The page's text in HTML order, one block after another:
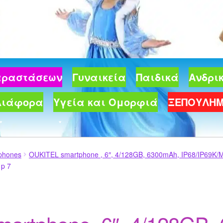
Γυναικεία Παιδικά
Υγεία και Ομορφιά
OUKITEL smartphone , 6″, 4/128GB, 6300mAh, IP68/IP69K/
7